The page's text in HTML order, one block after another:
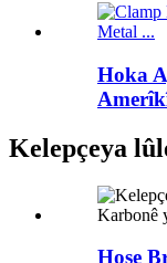
Hoka
Kelepçeya
Hose